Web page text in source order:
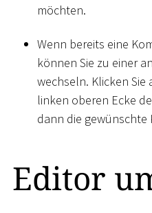
möchten.
Wenn bereits eine
können Sie zu einer
wechseln. Klicken Sie
linken oberen Ecke
dann die gewünschte
Editor